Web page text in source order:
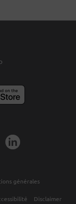
générales
Disclaimer